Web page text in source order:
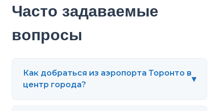
Часто задаваемые
вопросы
Как добраться из аэропорта Торонто в
центр города?
▾